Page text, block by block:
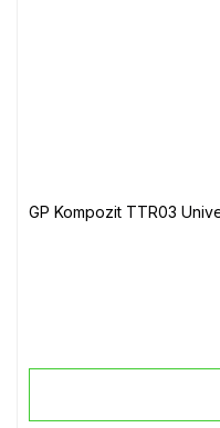
GP Kompozit TTR03